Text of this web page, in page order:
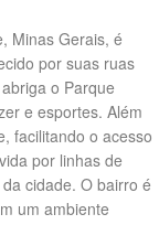
Minas Gerais, é
por suas ruas
o Parque
e esportes. Além
facilitando o acesso
por linhas de
cidade. O bairro é
um ambiente